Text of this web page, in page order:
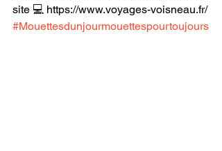
site 💻 https://www.voyages-voisneau.fr/
#Mouettesdunjourmouettespourtoujours